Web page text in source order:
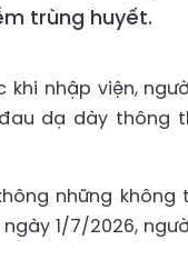
trùng huyết.
nhập viện,
dạ dày thông
những
1/7/2026,